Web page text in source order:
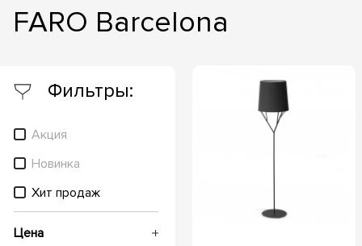
FARO Barcelona
Фильтры:
Акция
Новинка
Хит продаж
Цена